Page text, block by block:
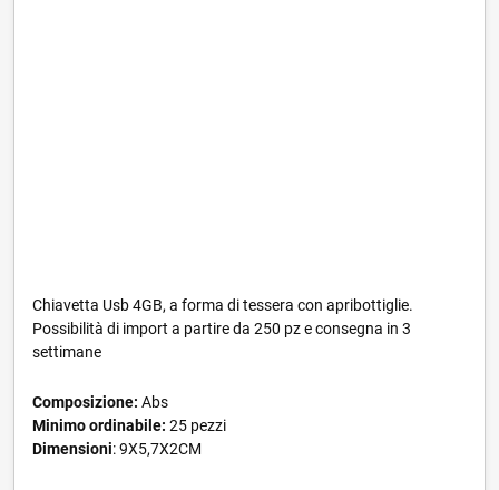
Chiavetta Usb 4GB, a forma di tessera con apribottiglie.
Possibilità di import a partire da 250 pz e consegna in 3
settimane
Composizione: Abs
Minimo ordinabile: 25 pezzi
Dimensioni: 9X5,7X2CM